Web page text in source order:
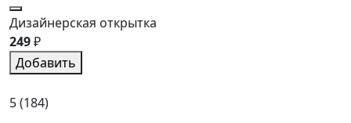
Дизайнерская открытка
249₽
Добавить
5(184)